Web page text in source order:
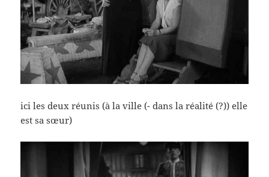
ici les deux réunis (à la ville (- dans la réalité (?)) elle
est sa sœur)